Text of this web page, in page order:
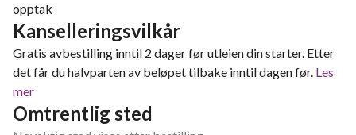
opptak
Kanselleringsvilkår
Gratis avbestilling inntil 2 dager før utleien din starter. Etter
det får du halvparten av beløpet tilbake inntil dagen før. Les
mer
Omtrentlig sted